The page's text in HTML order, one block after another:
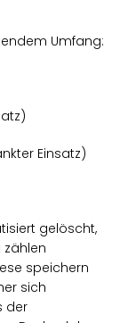
Umfang:
Einsatz)
gelöscht,
zählen
speichern
sich
der